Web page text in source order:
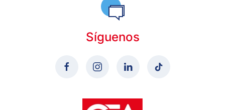
Síguenos